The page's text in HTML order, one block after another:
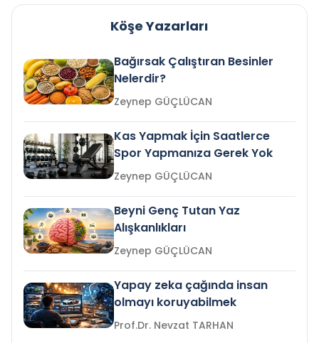
Köşe Yazarları
Bağırsak Çalıştıran Besinler
Nelerdir?
Zeynep GÜÇLÜCAN
Kas Yapmak İçin Saatlerce
Spor Yapmanıza Gerek Yok
Zeynep GÜÇLÜCAN
Beyni Genç Tutan Yaz
Alışkanlıkları
Zeynep GÜÇLÜCAN
Yapay zeka çağında insan
olmayı koruyabilmek
Prof.Dr. Nevzat TARHAN